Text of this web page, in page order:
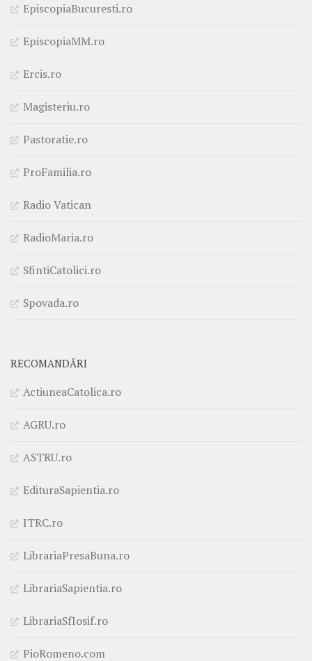
EpiscopiaBucuresti.ro
EpiscopiaMM.ro
Ercis.ro
Magisteriu.ro
Pastoratie.ro
ProFamilia.ro
Radio Vatican
RadioMaria.ro
SfintiCatolici.ro
Spovada.ro
RECOMANDĂRI
ActiuneaCatolica.ro
AGRU.ro
ASTRU.ro
EdituraSapientia.ro
ITRC.ro
LibrariaPresaBuna.ro
LibrariaSapientia.ro
LibrariaSfIosif.ro
PioRomeno.com